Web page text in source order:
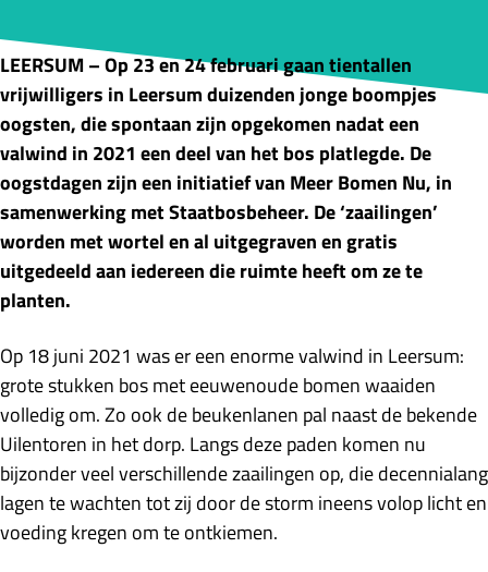
14/02/2024
LEERSUM – Op 23 en 24 februari gaan tientallen
vrijwilligers in Leersum duizenden jonge boompjes
oogsten, die spontaan zijn opgekomen nadat een
valwind in 2021 een deel van het bos platlegde. De
oogstdagen zijn een initiatief van Meer Bomen Nu, in
samenwerking met Staatbosbeheer. De ‘zaailingen’
worden met wortel en al uitgegraven en gratis
uitgedeeld aan iedereen die ruimte heeft om ze te
planten.
Op 18 juni 2021 was er een enorme valwind in Leersum:
grote stukken bos met eeuwenoude bomen waaiden
volledig om. Zo ook de beukenlanen pal naast de bekende
Uilentoren in het dorp. Langs deze paden komen nu
bijzonder veel verschillende zaailingen op, die decennialang
lagen te wachten tot zij door de storm ineens volop licht en
voeding kregen om te ontkiemen.